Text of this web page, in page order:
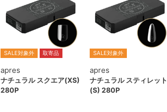
SALE対象外 取寄品
apres
ナチュラル スクエア(XS)
280P
SALE対象外
apres
ナチュラル スティレット
(S) 280P